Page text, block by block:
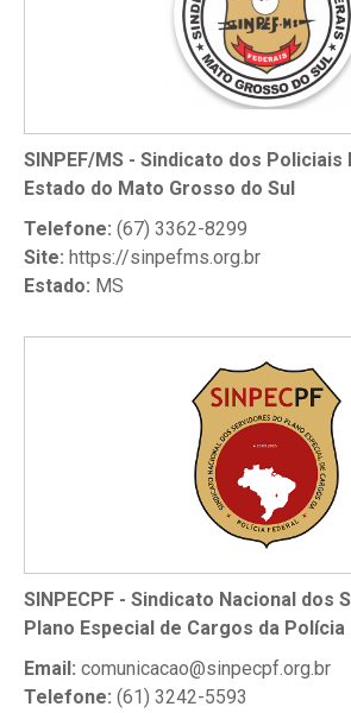
SINPEF/MS - Sindicato dos Policiais
Estado do Mato Grosso do Sul
Telefone: (67) 3362-8299
Site: https://sinpefms.org.br
Estado: MS
SINPECPF - Sindicato Nacional dos
Plano Especial de Cargos da Polícia
Email: comunicacao@sinpecpf.org.br
Telefone: (61) 3242-5593